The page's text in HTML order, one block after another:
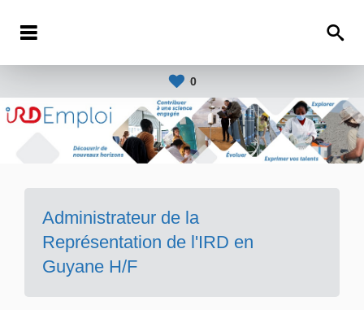
0
Administrateur de la
Représentation de l'IRD en
Guyane H/F